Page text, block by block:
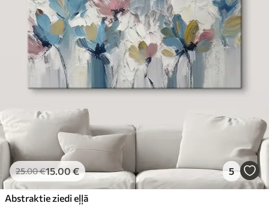
25.00€15.00€ 5
Abstraktie ziedi eļļā